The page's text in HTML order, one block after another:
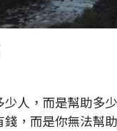
少人，而是幫助多
，而是你無法幫